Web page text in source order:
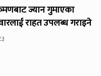
ज्यान गुमाएका
राहत उपलब्ध गराइने